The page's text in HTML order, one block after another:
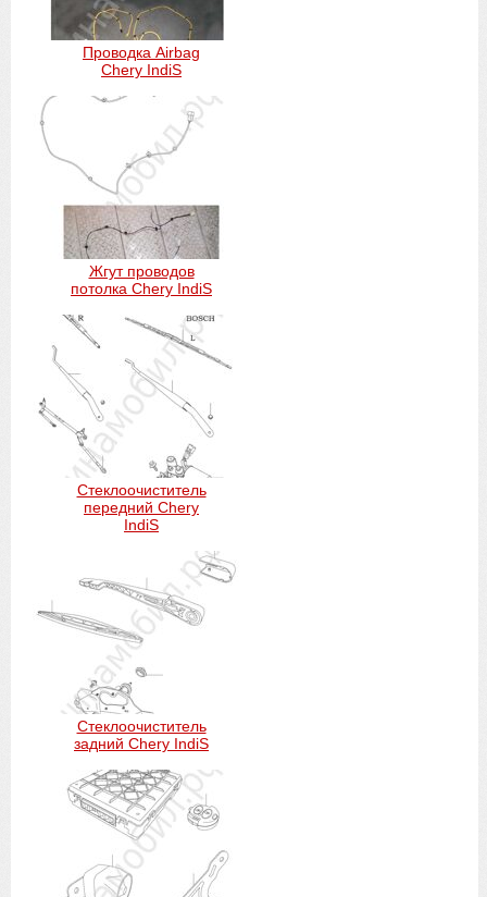
Проводка Airbag
Chery IndiS
Жгут проводов
потолка Chery IndiS
Стеклоочиститель
передний Chery
IndiS
Стеклоочиститель
задний Chery IndiS